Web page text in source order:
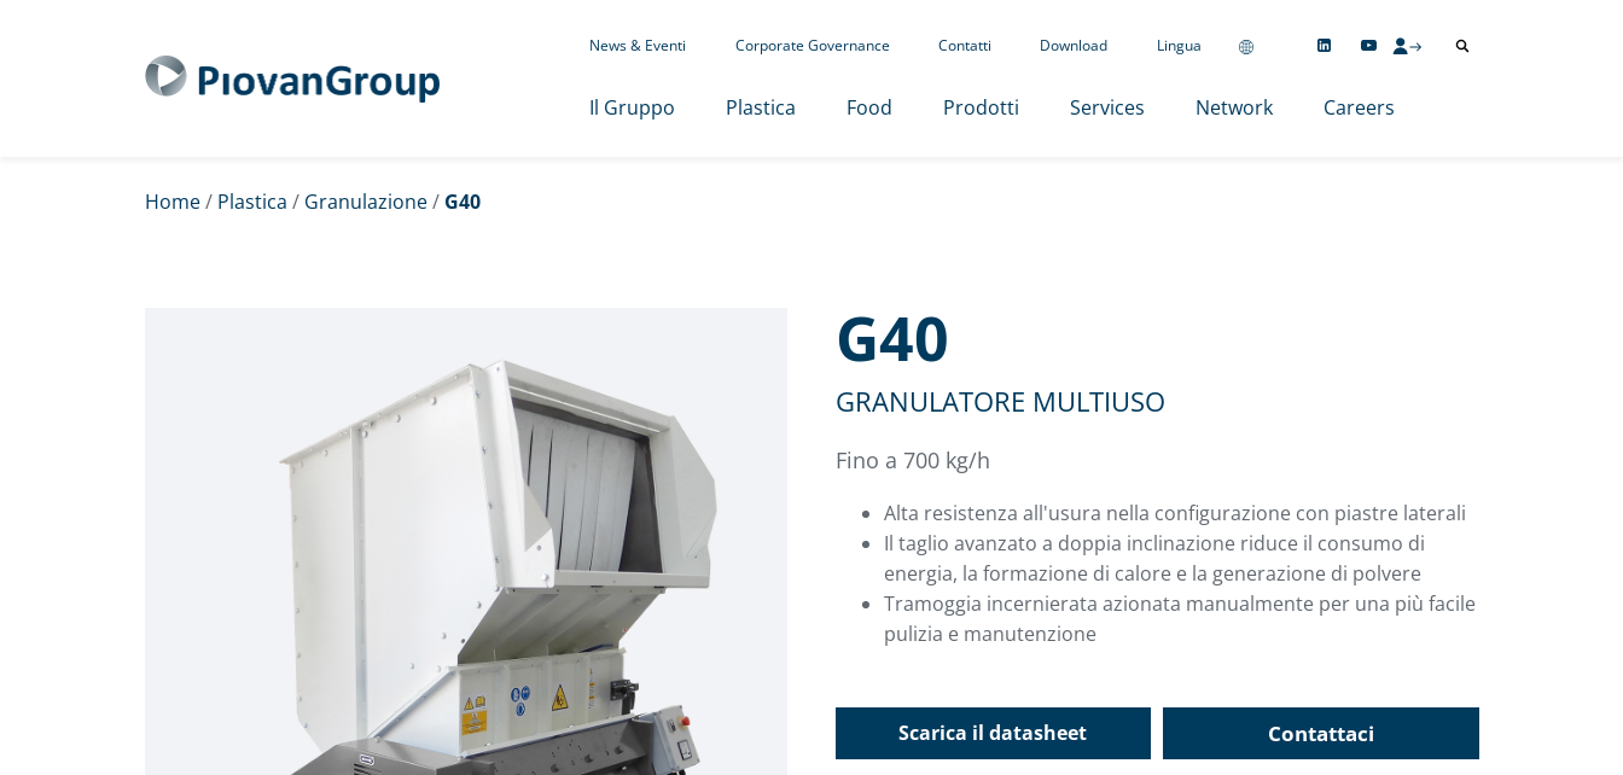
News & Eventi Corporate Governance Contatti Download Lingua
Il Gruppo Plastica Food Prodotti Services Network Careers
Home/ Plastica / Granulazione/ G40
G40
GRANULATORE MULTIUSO
Fino a 700 kg/h
Alta resistenza all'usura nella configurazione con piastre laterali
Il taglio avanzato a doppia inclinazione riduce il consumo di
energia, la formazione di calore e la generazione di polvere
Tramoggia incernierata azionata manualmente per una più facile
pulizia e manutenzione
Scarica il datasheet Contattaci